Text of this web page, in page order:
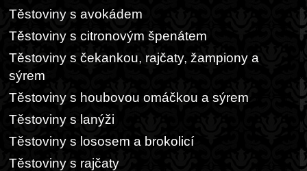
Těstoviny s avokádem
Těstoviny s citronovým špenátem
Těstoviny s čekankou, rajčaty, žampiony a
sýrem
Těstoviny s houbovou omáčkou a sýrem
Těstoviny s lanýži
Těstoviny s lososem a brokolicí
Těstoviny s rajčaty